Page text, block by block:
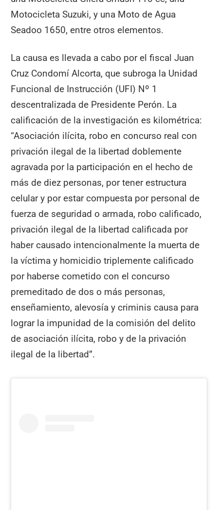
Motocicleta Suzuki, y una Moto de Agua
Seadoo 1650, entre otros elementos.
La causa es llevada a cabo por el fiscal Juan
Cruz Condomí Alcorta, que subroga la Unidad
Funcional de Instrucción (UFI) Nº 1
descentralizada de Presidente Perón. La
calificación de la investigación es kilométrica:
“Asociación ilícita, robo en concurso real con
privación ilegal de la libertad doblemente
agravada por la participación en el hecho de
más de diez personas, por tener estructura
celular y por estar compuesta por personal de
fuerza de seguridad o armada, robo calificado,
privación ilegal de la libertad calificada por
haber causado intencionalmente la muerta de
la víctima y homicidio triplemente calificado
por haberse cometido con el concurso
premeditado de dos o más personas,
enseñamiento, alevosía y criminis causa para
lograr la impunidad de la comisión del delito
de asociación ilícita, robo y de la privación
ilegal de la libertad”.